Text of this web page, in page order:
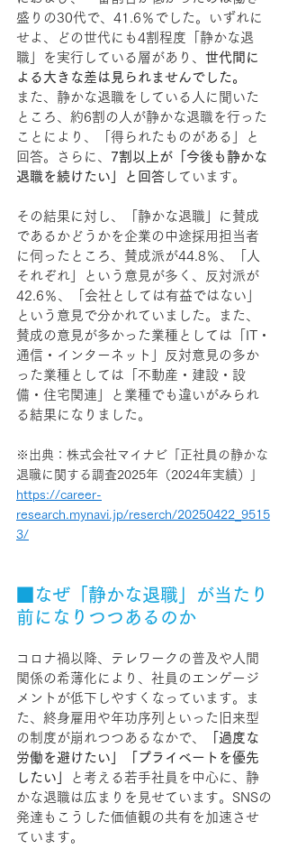
盛りの30代で、41.6％でした。いずれに
せよ、どの世代にも4割程度「静かな退
職」を実行している層があり、 世代間に
よる大きな差は見られませんでした。
また、静かな退職をしている人に聞いた
ところ、約6割の人が静かな退職を行った
ことにより、「得られたものがある」と
回答。さらに、 7割以上が「今後も静かな
退職を続けたい」と回答 しています。
その結果に対し、「静かな退職」に賛成
であるかどうかを企業の中途採用担当者
に伺ったところ、賛成派が44.8％、「人
それぞれ」という意見が多く、反対派が
42.6％、「会社としては有益ではない」
という意見で分かれていました。また、
賛成の意見が多かった業種としては「IT・
通信・インターネット」反対意見の多か
った業種としては「不動産・建設・設
備・住宅関連」と業種でも違いがみられ
る結果になりました。
※出典：株式会社マイナビ「正社員の静かな
退職に関する調査2025年（2024年実績）」
https://career-
research.mynavi.jp/reserch/20250422_9515
3/
■なぜ「静かな退職」が当たり
前になりつつあるのか
コロナ禍以降、テレワークの普及や人間
関係の希薄化により、社員のエンゲージ
メントが低下しやすくなっています。ま
た、終身雇用や年功序列といった旧来型
の制度が崩れつつあるなかで、
「過度な
労働を避けたい」「プライベートを優先
したい」
と考える若手社員を中心に、静
かな退職は広まりを見せています。SNSの
発達もこうした価値観の共有を加速させ
ています。